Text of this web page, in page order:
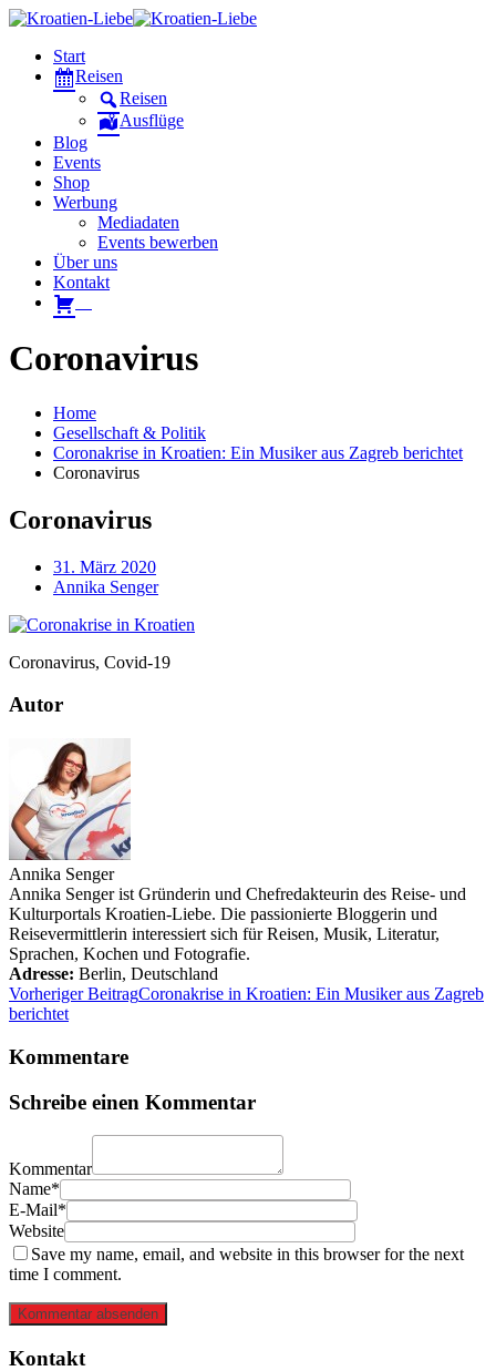
Start
Reisen
Reisen
Ausflüge
Blog
Events
Shop
Werbung
Mediadaten
Events bewerben
Über uns
Kontakt
Coronavirus
Home
Gesellschaft & Politik
Coronakrise in Kroatien: Ein Musiker aus Zagreb berichtet
Coronavirus
Coronavirus
31. März 2020
Annika Senger
Coronavirus, Covid-19
Autor
Annika Senger
Annika Senger ist Gründerin und Chefredakteurin des Reise- und
Kulturportals Kroatien-Liebe. Die passionierte Bloggerin und
Reisevermittlerin interessiert sich für Reisen, Musik, Literatur,
Sprachen, Kochen und Fotografie.
Adresse: Berlin, Deutschland
Vorheriger BeitragCoronakrise in Kroatien: Ein Musiker aus Zagreb
berichtet
Kommentare
Schreibe einen Kommentar
Kommentar
Name*
E-Mail*
Website
Save my name, email, and website in this browser for the next
time I comment.
Kommentar absenden
Kontakt